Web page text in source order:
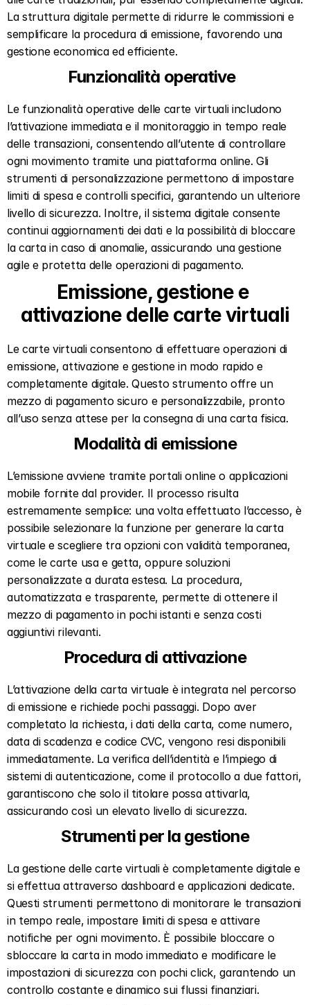
La struttura digitale permette di ridurre le commissioni e
semplificare la procedura di emissione, favorendo una
gestione economica ed efficiente.
Funzionalità operative
Le funzionalità operative delle carte virtuali includono
l’attivazione immediata e il monitoraggio in tempo reale
delle transazioni, consentendo all’utente di controllare
ogni movimento tramite una piattaforma online. Gli
strumenti di personalizzazione permettono di impostare
limiti di spesa e controlli specifici, garantendo un ulteriore
livello di sicurezza. Inoltre, il sistema digitale consente
continui aggiornamenti dei dati e la possibilità di bloccare
la carta in caso di anomalie, assicurando una gestione
agile e protetta delle operazioni di pagamento.
Emissione, gestione e
attivazione delle carte virtuali
Le carte virtuali consentono di effettuare operazioni di
emissione, attivazione e gestione in modo rapido e
completamente digitale. Questo strumento offre un
mezzo di pagamento sicuro e personalizzabile, pronto
all’uso senza attese per la consegna di una carta fisica.
Modalità di emissione
L’emissione avviene tramite portali online o applicazioni
mobile fornite dal provider. Il processo risulta
estremamente semplice: una volta effettuato l’accesso, è
possibile selezionare la funzione per generare la carta
virtuale e scegliere tra opzioni con validità temporanea,
come le carte usa e getta, oppure soluzioni
personalizzate a durata estesa. La procedura,
automatizzata e trasparente, permette di ottenere il
mezzo di pagamento in pochi istanti e senza costi
aggiuntivi rilevanti.
Procedura di attivazione
L’attivazione della carta virtuale è integrata nel percorso
di emissione e richiede pochi passaggi. Dopo aver
completato la richiesta, i dati della carta, come numero,
data di scadenza e codice CVC, vengono resi disponibili
immediatamente. La verifica dell’identità e l’impiego di
sistemi di autenticazione, come il protocollo a due fattori,
garantiscono che solo il titolare possa attivarla,
assicurando così un elevato livello di sicurezza.
Strumenti per la gestione
La gestione delle carte virtuali è completamente digitale e
si effettua attraverso dashboard e applicazioni dedicate.
Questi strumenti permettono di monitorare le transazioni
in tempo reale, impostare limiti di spesa e attivare
notifiche per ogni movimento. È possibile bloccare o
sbloccare la carta in modo immediato e modificare le
impostazioni di sicurezza con pochi click, garantendo un
controllo costante e dinamico sui flussi finanziari.